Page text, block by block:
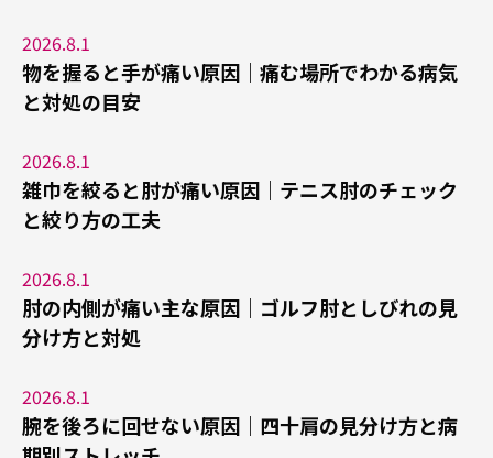
2026.8.1
物を握ると手が痛い原因｜痛む場所でわかる病気
と対処の目安
2026.8.1
雑巾を絞ると肘が痛い原因｜テニス肘のチェック
と絞り方の工夫
2026.8.1
肘の内側が痛い主な原因｜ゴルフ肘としびれの見
分け方と対処
2026.8.1
腕を後ろに回せない原因｜四十肩の見分け方と病